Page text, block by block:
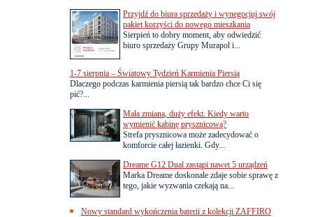
Przyjdź do biura sprzedaży i wynegocjuj swój
pakiet korzyści do nowego mieszkania
Sierpień to dobry moment, aby odwiedzić
biuro sprzedaży Grupy Murapol i...
1-7 sierpnia – Światowy Tydzień Karmienia Piersią
Dlaczego podczas karmienia piersią tak bardzo chce Ci się
pić?...
Mała zmiana, duży efekt. Kiedy warto
wymienić kabinę prysznicową?
Strefa prysznicowa może zadecydować o
komforcie całej łazienki. Gdy...
Dreame G12 Dual zastąpi nawet 5 urządzeń
Marka Dreame doskonale zdaje sobie sprawę z
tego, jakie wyzwania czekają na...
Nowy standard wykończenia baterii z kolekcji ZAFFIRO